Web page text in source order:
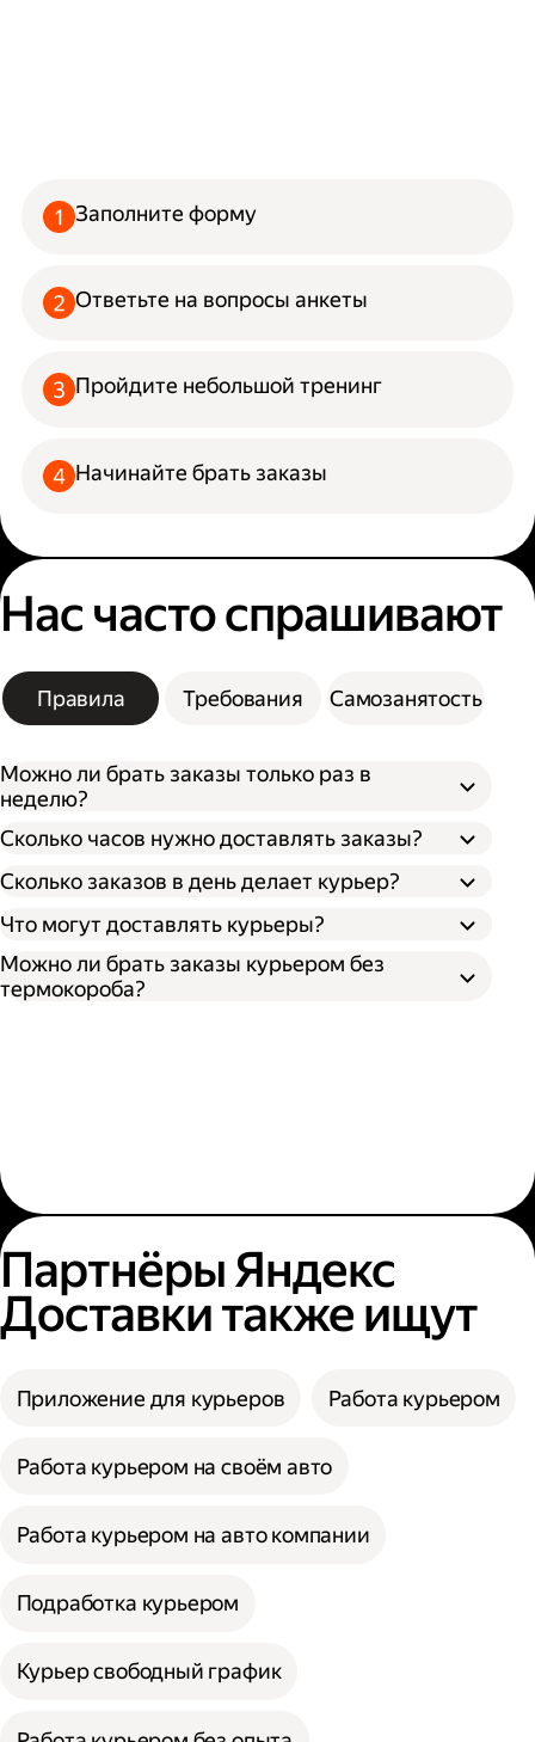
Заполните форму
Ответьте на вопросы анкеты
Пройдите небольшой тренинг
Начинайте брать заказы
Нас часто спрашивают
Правила Требования Самозанятость
Можно ли брать заказы только раз в
неделю?
Сколько часов нужно доставлять заказы?
Сколько заказов в день делает курьер?
Что могут доставлять курьеры?
Можно ли брать заказы курьером без
термокороба?
Партнёры Яндекс
Доставки также ищут
Приложение для курьеров Работа курьером
Работа курьером на своём авто
Работа курьером на авто компании
Подработка курьером
Курьер свободный график